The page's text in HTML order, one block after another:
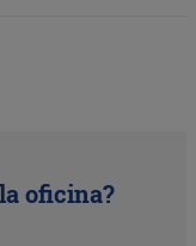
oficina?